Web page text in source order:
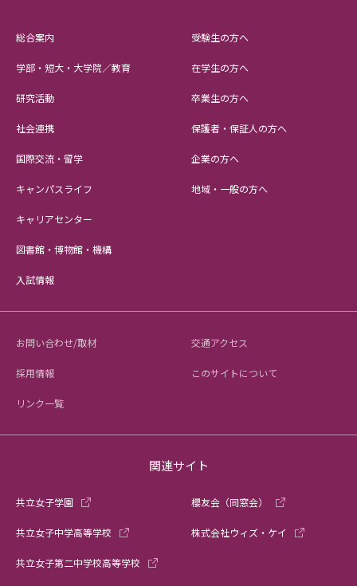
総合案内
学部・短大・大学院／教育
研究活動
社会連携
国際交流・留学
キャンパスライフ
キャリアセンター
図書館・博物館・機構
入試情報
受験生の方へ
在学生の方へ
卒業生の方へ
保護者・保証人の方へ
企業の方へ
地域・一般の方へ
お問い合わせ/取材 交通アクセス
採用情報 このサイトについて
リンク一覧
関連サイト
共立女子学園
共立女子中学高等学校
共立女子第二中学校高等学校
櫻友会（同窓会）
株式会社ウィズ・ケイ